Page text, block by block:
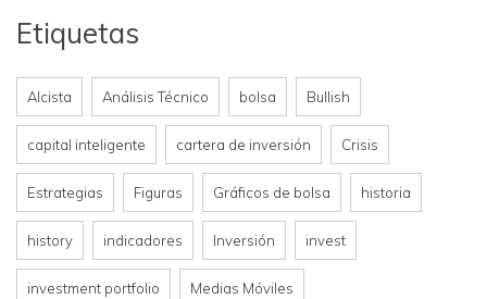
Etiquetas
Alcista Análisis Técnico bolsa Bullish
capital inteligente cartera de inversión Crisis
Estrategias Figuras Gráficos de bolsa historia
history indicadores Inversión invest
investment portfolio Medias Móviles